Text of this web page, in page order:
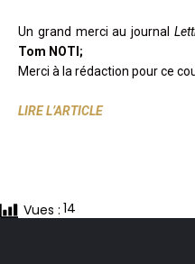
Un grand merci au journal
Tom NOTI;
Merci à la rédaction pour ce
LIRE L’ARTICLE
Vues : 14